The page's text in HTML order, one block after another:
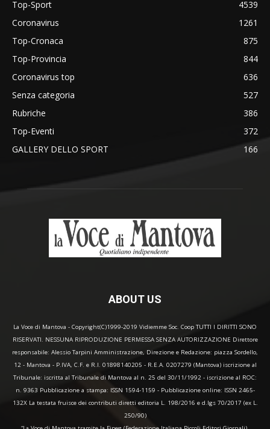
Top-Sport
4539
Coronavirus
1261
Top-Cronaca
875
Top-Provincia
844
Coronavirus top
636
Senza categoria
527
Rubriche
386
Top-Eventi
372
GALLERY DELLO SPORT
166
ABOUT US
La Voce di Mantova - Copyright(C)1999-2019 Vidiemme Soc. Coop TUTTI I DIRITTI SONO
RISERVATI. NESSUNA RIPRODUZIONE PERMESSA SENZA AUTORIZZAZIONE Direttore
responsabile: Alessio Tarpini Amministrazione, Direzione e Redazione: piazza Sordello,
12 - Mantova - P.IVA, C.F. e R.I. 01898140205 - R.E.A. 0207279 (Mantova) iscrizione al
Tribunale: iscritta al Tribunale di Mantova al n. 25 del 30/11/1992 - iscrizione al ROC:
n. 9363 Pubblicazione a stampa: ISSN 1594-1159 - Pubblicazione online: ISSN 2465-
132X La testata fruisce dei contributi diretti editoria L. 198/2016 e d.lgs 70/2017 (ex L.
250/90)